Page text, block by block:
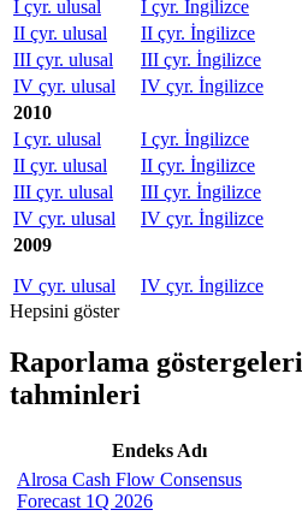
I çyr. ulusal
I çyr. İngilizce
II çyr. ulusal
II çyr. İngilizce
III çyr. ulusal
III çyr. İngilizce
IV çyr. ulusal
IV çyr. İngilizce
2010
I çyr. ulusal
I çyr. İngilizce
II çyr. ulusal
II çyr. İngilizce
III çyr. ulusal
III çyr. İngilizce
IV çyr. ulusal
IV çyr. İngilizce
2009
IV çyr. ulusal
IV çyr. İngilizce
Hepsini göster
Raporlama
tahminleri
Endeks Adı
Alrosa Cash Flow Consensus
Forecast 1Q 2026